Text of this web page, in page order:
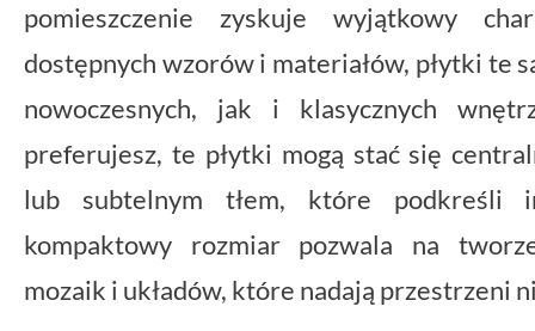
pomieszczenie zyskuje wyjątkowy
dostępnych wzorów i materiałów, płytki te
nowoczesnych, jak i klasycznych
preferujesz, te płytki mogą stać się
lub subtelnym tłem, które podkreśli
kompaktowy rozmiar pozwala na
mozaik i układów, które nadają przestrzeni